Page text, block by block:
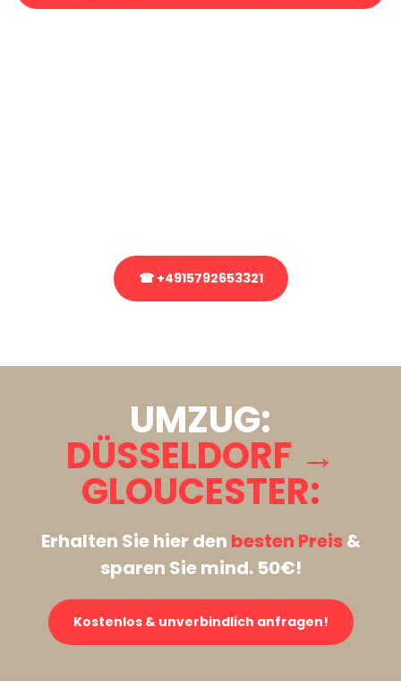
☎ +4915792653321
UMZUG:
DÜSSELDORF →
GLOUCESTER:
Erhalten Sie hier den besten Preis&
sparen Sie mind. 50€!
Kostenlos & unverbindlich anfragen!